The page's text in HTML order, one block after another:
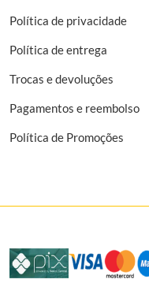
Política de privacidade
Política de entrega
Trocas e devoluções
Pagamentos e reembolso
Política de Promoções